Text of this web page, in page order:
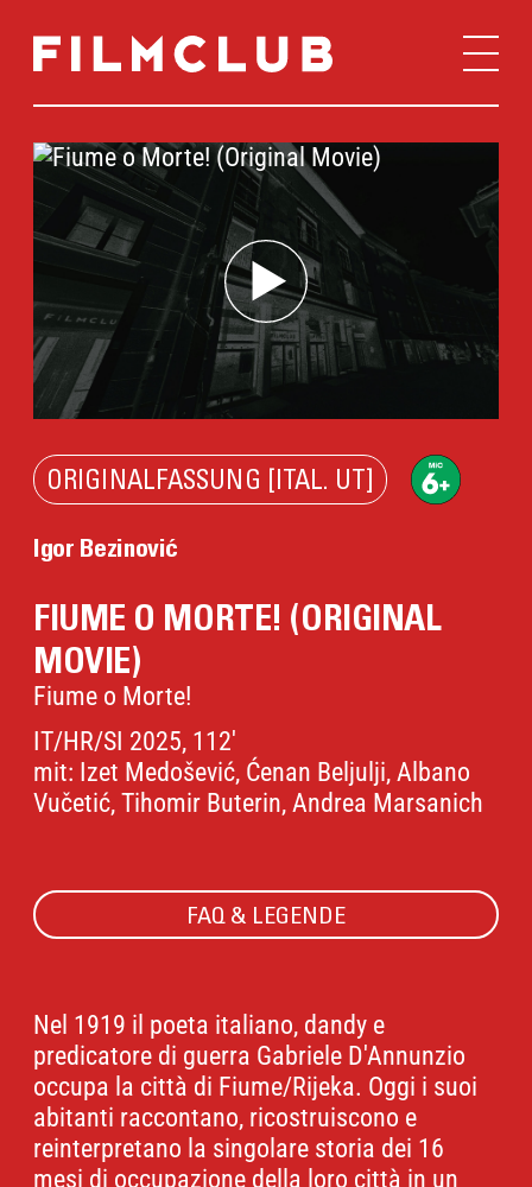
ORIGINALFASSUNG [ITAL. UT]
Igor Bezinović
FIUME O MORTE! (ORIGINAL
MOVIE)
Fiume o Morte!
IT/HR/SI 2025, 112'
mit: Izet Medošević, Ćenan Beljulji, Albano
Vučetić, Tihomir Buterin, Andrea Marsanich
FAQ & LEGENDE
Nel 1919 il poeta italiano, dandy e
predicatore di guerra Gabriele D'Annunzio
occupa la città di Fiume/Rijeka. Oggi i suoi
abitanti raccontano, ricostruiscono e
reinterpretano la singolare storia dei 16
mesi di occupazione della loro città in un